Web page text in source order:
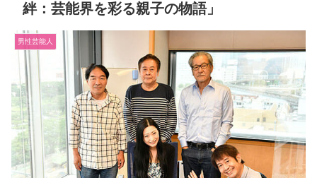
絆：芸能界を彩る親子の物語」
男性芸能人